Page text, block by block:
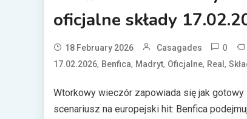
oficjalne składy
18 February 2026 Casagades 0
17.02.2026, Benfica, Madryt, Oficjalne, Real ,
Wtorkowy wieczór zapowiada się jak gotowy
scenariusz na europejski hit: Benfica